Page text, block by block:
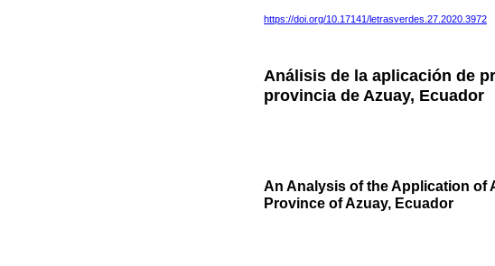
https://doi.org/10.17141/letrasverdes.27.2020.3972
Análisis de la aplicación de
provincia de Azuay, Ecuador
An Analysis of the Application of
Province of Azuay, Ecuador